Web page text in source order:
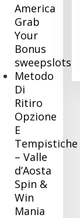
America
Grab
Your
Bonus
Metodo
Di
Ritiro
Opzione
E
Tempistiche
– Valle
d’Aosta
Spin &
Win
Mania
BNPB,
Rehabilitasi